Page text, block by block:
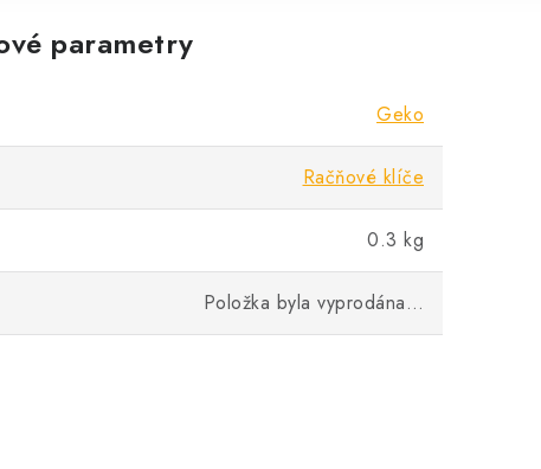
parametry
Geko
Račňové klíče
0.3 kg
Položka byla vyprodána…